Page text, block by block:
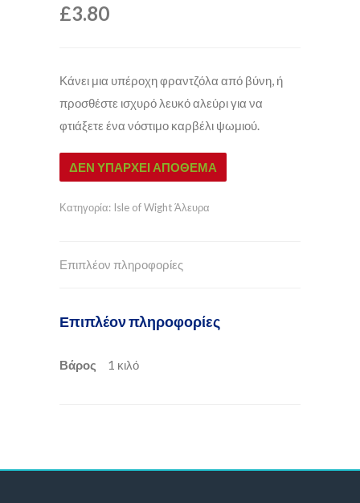
£3.80
Κάνει μια υπέροχη φραντζόλα από βύνη, ή
προσθέστε ισχυρό λευκό αλεύρι για να
φτιάξετε ένα νόστιμο καρβέλι ψωμιού.
ΔΕΝ ΥΠΆΡΧΕΙ ΑΠΌΘΕΜΑ
Κατηγορία: Isle of Wight Άλευρα
Επιπλέον πληροφορίες
Επιπλέον πληροφορίες
Βάρος 1 κιλό